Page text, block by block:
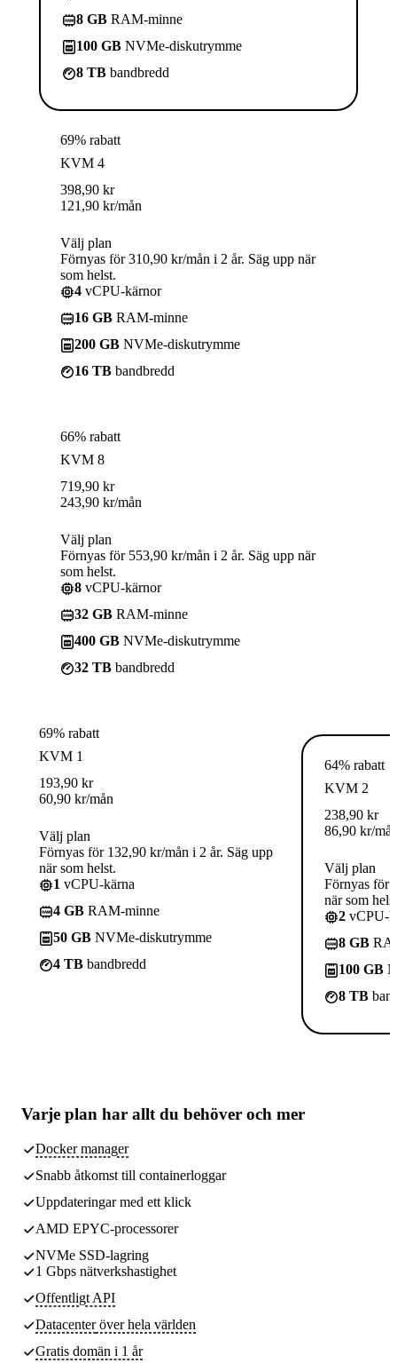
8 GB RAM-minne
100 GB NVMe-diskutrymme
8 TB bandbredd
69% rabatt
KVM 4
398,90 kr
121,90 kr/mån
Välj plan
Förnyas för 310,90 kr/mån i 2 år. Säg upp när
som helst.
4 vCPU-kärnor
16 GB RAM-minne
200 GB NVMe-diskutrymme
16 TB bandbredd
66% rabatt
KVM 8
719,90 kr
243,90 kr/mån
Välj plan
Förnyas för 553,90 kr/mån i 2 år. Säg upp när
som helst.
8 vCPU-kärnor
32 GB RAM-minne
400 GB NVMe-diskutrymme
32 TB bandbredd
69% rabatt
KVM 1
193,90 kr
60,90 kr/mån
Välj plan
Förnyas för 132,90 kr/mån i 2 år. Säg upp
när som helst.
1 vCPU-kärna
4 GB RAM-minne
50 GB NVMe-diskutrymme
4 TB bandbredd
64% rabatt
KVM 2
238,90 kr
86,90 kr/
Välj plan
Förnyas för
när som
2 vCPU-
8 GB
100 GB
8 TB
Varje plan har allt du behöver och mer
Docker manager
Snabb åtkomst till containerloggar
Uppdateringar med ett klick
AMD EPYC-processorer
NVMe SSD-lagring
1 Gbps nätverkshastighet
Offentligt API
Datacenteröver hela världen
Gratis domän i 1 år